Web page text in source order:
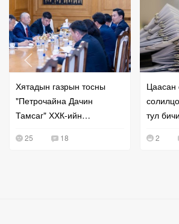
Хятадын газрын тосны
"Петрочайна Дачин
Тамсаг" ХХК-ийн
25 18
Цаасан
тул
2